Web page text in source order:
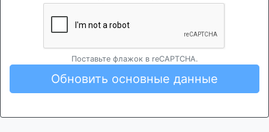
Поставьте флажок в reCAPTCHA.
Обновить основные данные